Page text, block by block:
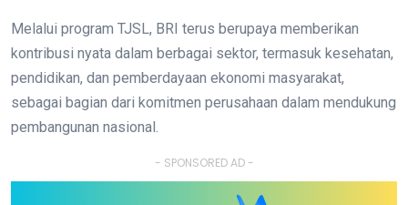
Melalui program TJSL, BRI terus berupaya memberikan
kontribusi nyata dalam berbagai sektor, termasuk kesehatan,
pendidikan, dan pemberdayaan ekonomi masyarakat,
sebagai bagian dari komitmen perusahaan dalam mendukung
pembangunan nasional.
- SPONSORED AD -